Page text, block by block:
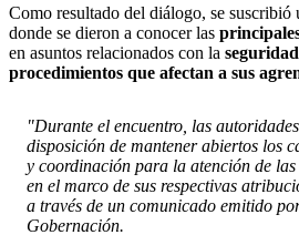
Como resultado del diálogo, se suscribió
donde se dieron a conocer las
en asuntos relacionados con la
procedimientos que afectan a sus
"Durante el encuentro, las
disposición de mantener abiertos los
y coordinación para la atención de las
en el marco de sus respectivas
a través de un comunicado emitido
Gobernación.